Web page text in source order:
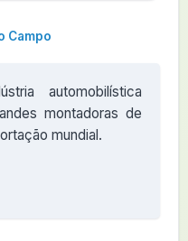
Campo
automobilística
montadoras de
mundial.